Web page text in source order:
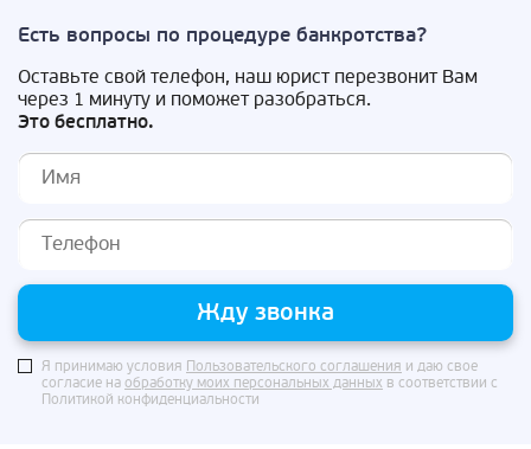
Есть вопросы по процедуре банкротства?
Оставьте свой телефон, наш юрист перезвонит Вам
через 1 минуту и поможет разобраться.
Это бесплатно.
Жду звонка
Я принимаю условия Пользовательского соглашения и даю свое
согласие на обработку моих персональных данных в соответствии с
Политикой конфиденциальности